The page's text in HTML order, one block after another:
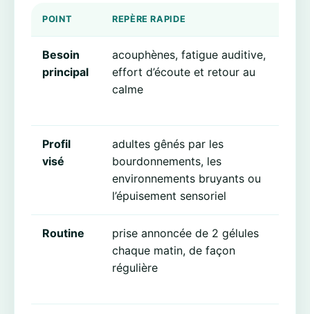
POINT REPÈRE RAPIDE
Besoin
principal
acouphènes, fatigue auditive,
effort d’écoute et retour au
calme
Profil
visé
adultes gênés par les
bourdonnements, les
environnements bruyants ou
l’épuisement sensoriel
Routine
prise annoncée de 2 gélules
chaque matin, de façon
régulière